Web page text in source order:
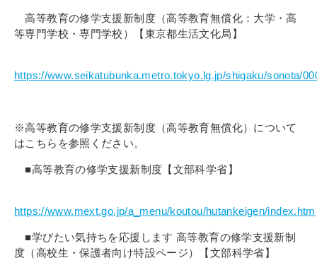
ブログ
コラム
資料請求
教職員採用情報
その他
個人情報の取り扱いについて
高等教育の修学支援新制度（高等教育無償化：大学・高
等専門学校・専門学校）【東京都生活文化局】
https://www.seikatubunka.metro.tokyo.lg.jp/shigaku/sonota/
※高等教育の修学支援新制度（高等教育無償化）について
はこちらを参照ください。
■高等教育の修学支援新制度【文部科学省】
https://www.mext.go.jp/a_menu/koutou/hutankeigen/index.htm
■学びたい気持ちを応援します 高等教育の修学支援新制
度（高校生・保護者向け特設ページ）【文部科学省】